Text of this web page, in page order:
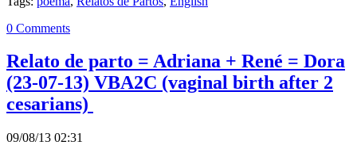
0 Comments
Relato de parto = Adriana + René = Dora
(23-07-13) VBA2C (vaginal birth after 2
cesarians)
09/08/13 02:31